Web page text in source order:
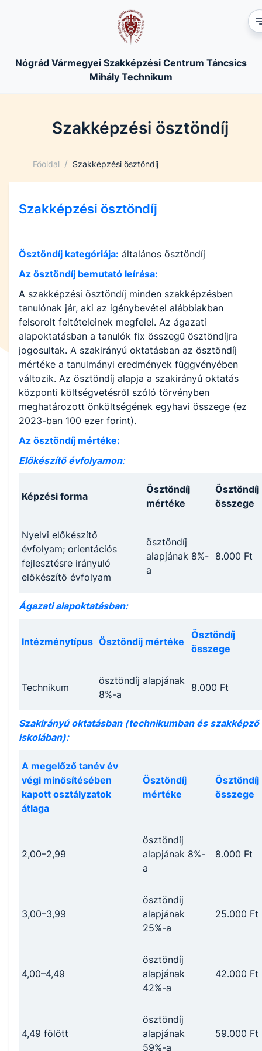
Nógrád Vármegyei Szakképzési Centrum Táncsics
Mihály Technikum
Szakképzési ösztöndíj
Főoldal / Szakképzési ösztöndíj
Szakképzési ösztöndíj
Ösztöndíj kategóriája: általános ösztöndíj
Az ösztöndíj bemutató leírása:
A szakképzési ösztöndíj minden szakképzésben
tanulónak jár, aki az igénybevétel alábbiakban
felsorolt feltételeinek megfelel. Az ágazati
alapoktatásban a tanulók fix összegű ösztöndíjra
jogosultak. A szakirányú oktatásban az ösztöndíj
mértéke a tanulmányi eredmények függvényében
változik. Az ösztöndíj alapja a szakirányú oktatás
központi költségvetésről szóló törvényben
meghatározott önköltségének egyhavi összege (ez
2023-ban 100 ezer forint).
Az ösztöndíj mértéke:
Előkészítő évfolyamon:
Képzési forma
Ösztöndíj
mértéke
Ösztöndíj
összege
Nyelvi előkészítő
évfolyam; orientációs
fejlesztésre irányuló
előkészítő évfolyam
ösztöndíj
alapjának 8%-
a
8.000 Ft
Ágazati alapoktatásban:
Intézménytípus Ösztöndíj mértéke
Ösztöndíj
összege
Technikum
ösztöndíj alapjának
8%-a
8.000 Ft
Szakirányú oktatásban (technikumban és szakképző
iskolában):
A megelőző tanév év
végi minősítésében
kapott osztályzatok
átlaga
Ösztöndíj
mértéke
Ösztöndíj
összege
2,00–2,99
ösztöndíj
alapjának 8%-
a
8.000 Ft
3,00–3,99
ösztöndíj
alapjának
25%-a
25.000 Ft
4,00–4,49
ösztöndíj
alapjának
42%-a
42.000 Ft
4,49 fölött
ösztöndíj
alapjának
59%-a
59.000 Ft